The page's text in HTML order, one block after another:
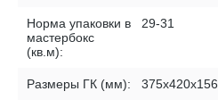
Норма упаковки в
мастербокс
(кв.м):
29-31
Размеры ГК (мм): 375х420х156